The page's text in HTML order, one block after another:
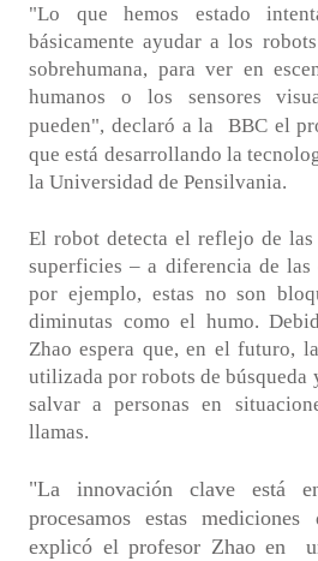
"Lo que hemos estado
básicamente ayudar a los
sobrehumana, para ver en
humanos o los sensores
pueden", declaró a la BBC el
que está desarrollando la
la Universidad de Pensilvania.
El robot detecta el reflejo de
superficies – a diferencia de
por ejemplo, estas no son
diminutas como el humo.
Zhao espera que, en el futuro,
utilizada por robots de búsqueda
salvar a personas en
llamas.
"La innovación clave está
procesamos estas
explicó el profesor Zhao en